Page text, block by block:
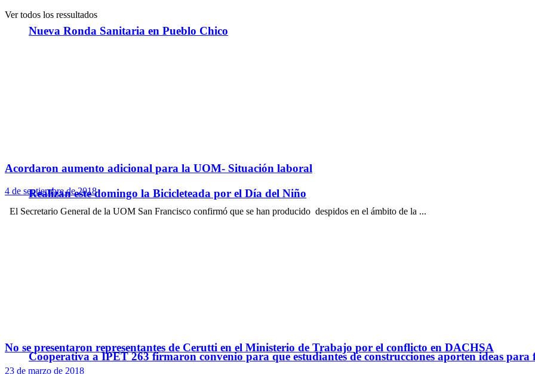
Nueva Ronda Sanitaria en Pueblo Chico
Realizan este domingo la Bicicleteada por el Día del Niño
Cooperativa a IPET 263 firmaron convenio para que estudiantes de construcciones aporten ideas
Ver todos los ressultados
Acordaron aumento adicional para la UOM- Situación laboral
4 de septiembre de 2018
El Secretario General de la UOM San Francisco confirmó que se han producido despidos en el ámbito de la ...
No se presentaron representantes de Cerutti en el Ministerio de Trabajo por el conflicto en DACHSA
23 de marzo de 2018